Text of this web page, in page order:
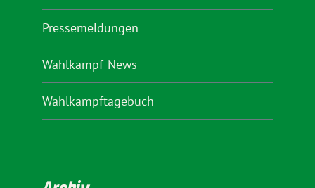
Pressemeldungen
Wahlkampf-News
Wahlkampftagebuch